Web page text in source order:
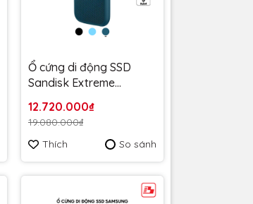
Ổ cứng di động SSD
Sandisk Extreme
1050MB/s Montegrey
SDSSDE61-2T00-G25M -
Bảo hành 5 năm
12.720.000₫
19.080.000₫
Thích
So sánh